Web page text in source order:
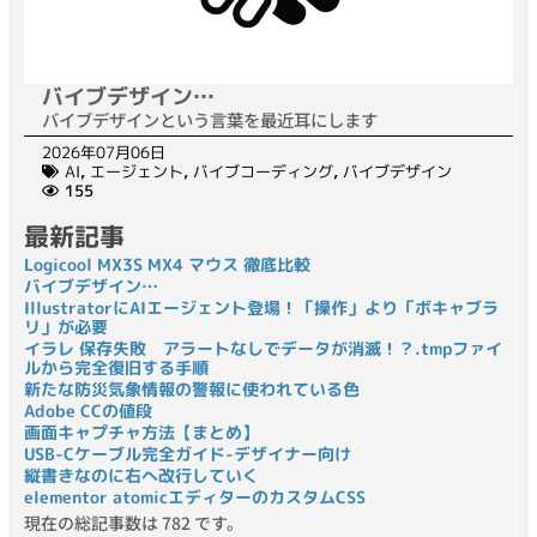
バイブデザイン…
バイブデザインという言葉を最近耳にします
2026年07月06日
AI, エージェント, バイブコーディング, バイブデザイン
155
最新記事
Logicool MX3S MX4 マウス 徹底比較
バイブデザイン…
IllustratorにAIエージェント登場！「操作」より「ボキャブラ
リ」が必要
イラレ 保存失敗 アラートなしでデータが消滅！？.tmpファイ
ルから完全復旧する手順
新たな防災気象情報の警報に使われている色
Adobe CCの値段
画面キャプチャ方法【まとめ】
USB-Cケーブル完全ガイド-デザイナー向け
縦書きなのに右へ改行していく
elementor atomicエディターのカスタムCSS
現在の総記事数は 782 です。